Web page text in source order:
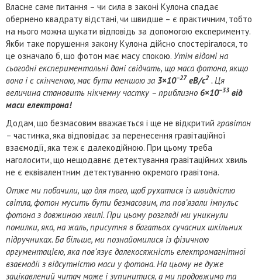
Власне саме питання – чи сила в законі Кулона спадає
обернено квадрату відстані, чи швидше – є практичним, тобто
на нього можна шукати відповідь за допомогою експерименту.
Якби таке порушення закону Кулона дійсно спостерігалося, то
це означало б, що фотон має масу спокою. Утім відомі на
сьогодні експериментальні дані свідчать, що маса фотона, якщо
вона і є скінченою, має бути меншою за 3×10−27 еВ/c2 . Ця
величина становить нікчемну частку – приблизно 6×10−33 від
маси електрона!
Додам, що безмасовим вважається і ще не відкритий гравітон
– частинка, яка відповідає за перенесення гравітаційної
взаємодії, яка теж є далекодійною. При цьому треба
наголосити, що нещодавнє детектування гравітаційних хвиль
не є еквівалентним детектуванню окремого гравітона.
Отже ми побачили, що для того, щоб рухатися із швидкістю
світла, фотон мусить бути безмасовим, та пов’язали імпульс
фотона з довжиною хвилі. При цьому розгляді ми уникнули
помилки, яка, на жаль, присутня в багатьох сучасних шкільних
підручниках. Ба більше, ми познайомилися із фізичною
аргументацією, яка пов’язує далекосяжність електромагнітної
взаємодії з відсутністю маси у фотона. На цьому не дуже
зацікавлений читач може і зупинитися, а ми продовжимо та